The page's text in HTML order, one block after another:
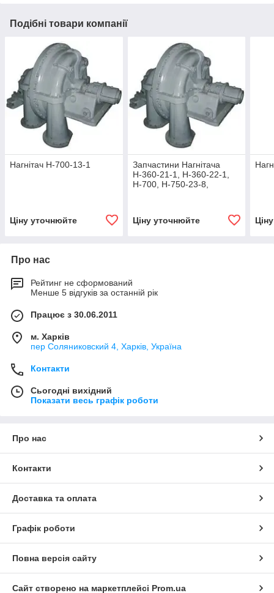
Подібні товари компанії
Нагнітач Н-700-13-1
Ціну уточнюйте
Запчастини Нагнітача
Н-360-21-1, Н-360-22-1,
Н-700, Н-750-23-8,
Ціну уточнюйте
Про нас
Рейтинг не сформований
Менше 5 відгуків за останній рік
Працює з 30.06.2011
м. Харків
пер Соляниковский 4, Харків, Україна
Контакти
Сьогодні вихідний
Показати весь графік роботи
Про нас
Контакти
Доставка та оплата
Графік роботи
Повна версія сайту
Сайт створено на маркетплейсі Prom.ua